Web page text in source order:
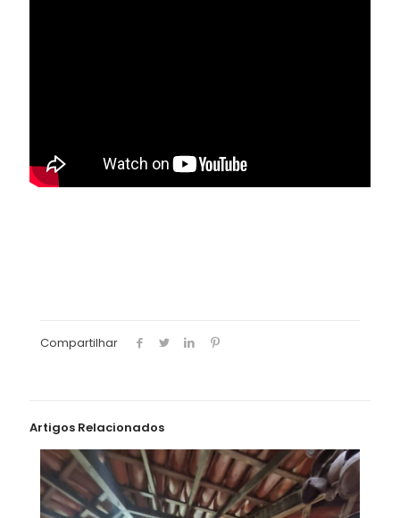
Compartilhar
Artigos Relacionados